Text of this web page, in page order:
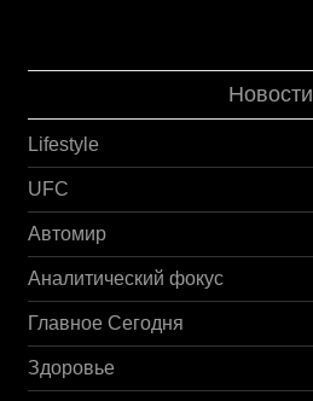
Новости
Lifestyle
UFC
Автомир
Аналитический фокус
Главное Сегодня
Здоровье